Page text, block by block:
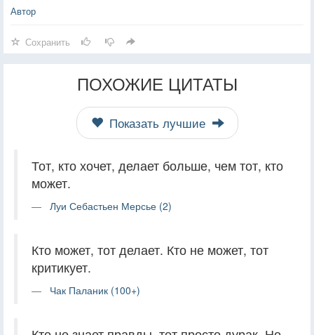
Автор
Сохранить
ПОХОЖИЕ ЦИТАТЫ
Показать лучшие
Тот, кто хочет, делает больше, чем тот, кто
может.
Луи Себастьен Мерсье (2)
Кто может, тот делает. Кто не может, тот
критикует.
Чак Паланик (100+)